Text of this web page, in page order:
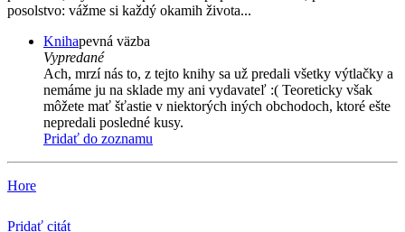
posolstvo: vážme si každý okamih života...
Knihapevná väzba
Vypredané
Ach, mrzí nás to, z tejto knihy sa už predali všetky výtlačky a
nemáme ju na sklade my ani vydavateľ :( Teoreticky však
môžete mať šťastie v niektorých iných obchodoch, ktoré ešte
nepredali posledné kusy.
Pridať do zoznamu
Hore
Pridať citát